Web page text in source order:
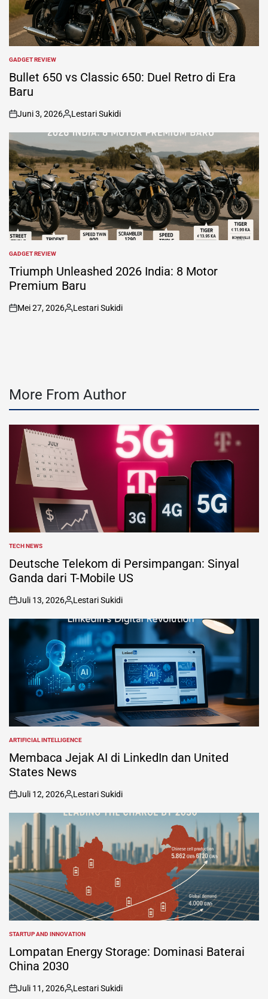
POSTED
IN
GADGET REVIEW
Bullet 650 vs Classic 650: Duel Retro di Era
Baru
on
Juni 3, 2026
Posted
by
Lestari Sukidi
POSTED
IN
GADGET REVIEW
Triumph Unleashed 2026 India: 8 Motor
Premium Baru
on
Mei 27, 2026
Posted
Lestari Sukidi
More From Author
POSTED
IN
TECH NEWS
Deutsche Telekom di Persimpangan: Sinyal
Ganda dari T-Mobile US
on
Juli 13, 2026
Posted
by
Lestari Sukidi
POSTED
IN
ARTIFICIAL INTELLIGENCE
Membaca Jejak AI di LinkedIn dan United
States News
on
Juli 12, 2026
Posted
by
Lestari Sukidi
POSTED
IN
STARTUP AND INNOVATION
Lompatan Energy Storage: Dominasi Baterai
China 2030
on
Juli 11, 2026
Posted
Lestari Sukidi